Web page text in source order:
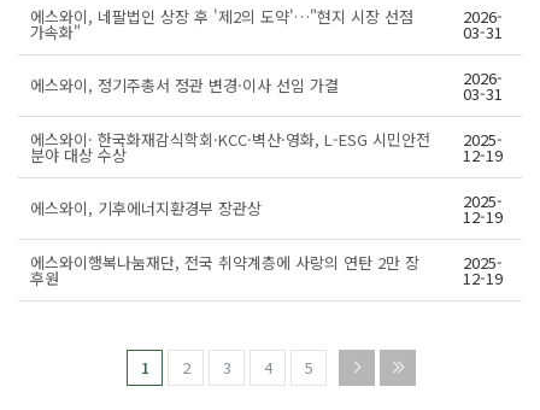
에스와이, 네팔법인 상장 후 '제2의 도약'…"현지 시장 선점
가속화"
2026-
03-31
에스와이, 정기주총서 정관 변경·이사 선임 가결 2026-
03-31
에스와이· 한국화재감식학회·KCC·벽산·영화, L-ESG 시민안전
분야 대상 수상
2025-
12-19
에스와이, 기후에너지환경부 장관상 2025-
12-19
에스와이행복나눔재단, 전국 취약계층에 사랑의 연탄 2만 장
후원
2025-
12-19
1 2 3 4 5